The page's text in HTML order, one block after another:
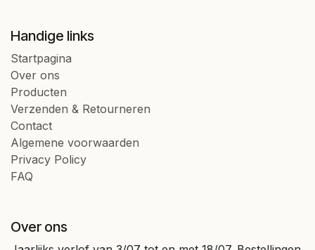
Handige links
Startpagina
Over ons
Producten
Verzenden & Retourneren
Contact
Algemene voorwaarden
Privacy Policy
FAQ
Over ons